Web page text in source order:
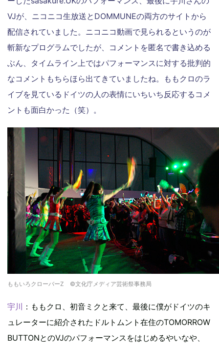
VJが、ニコニコ生放送とDOMMUNEの両方のサイトから
配信されていました。ニコニコ動画で見られるというのが
斬新なプログラムでしたが、コメントを匿名で書き込める
ぶん、タイムライン上ではパフォーマンスに対する批判的
なコメントもちらほら出てきていましたね。ももクロのラ
イブを見ているドイツの人の表情にいちいち反応するコメ
ントも面白かった（笑）。
ももいろクローバーZ ©文化庁メディア芸術祭事務局
宇川 ：ももクロ、初音ミクと来て、最後に僕がドイツのキ
ュレーターに紹介されたドルトムント在住のTOMORROW
BUTTONとのVJのパフォーマンスをはじめるやいなや、